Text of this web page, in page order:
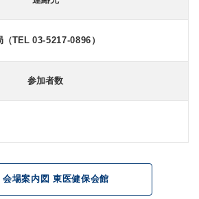
（TEL 03-5217-0896 ）
参加者数
会場案内図 東医健保会館